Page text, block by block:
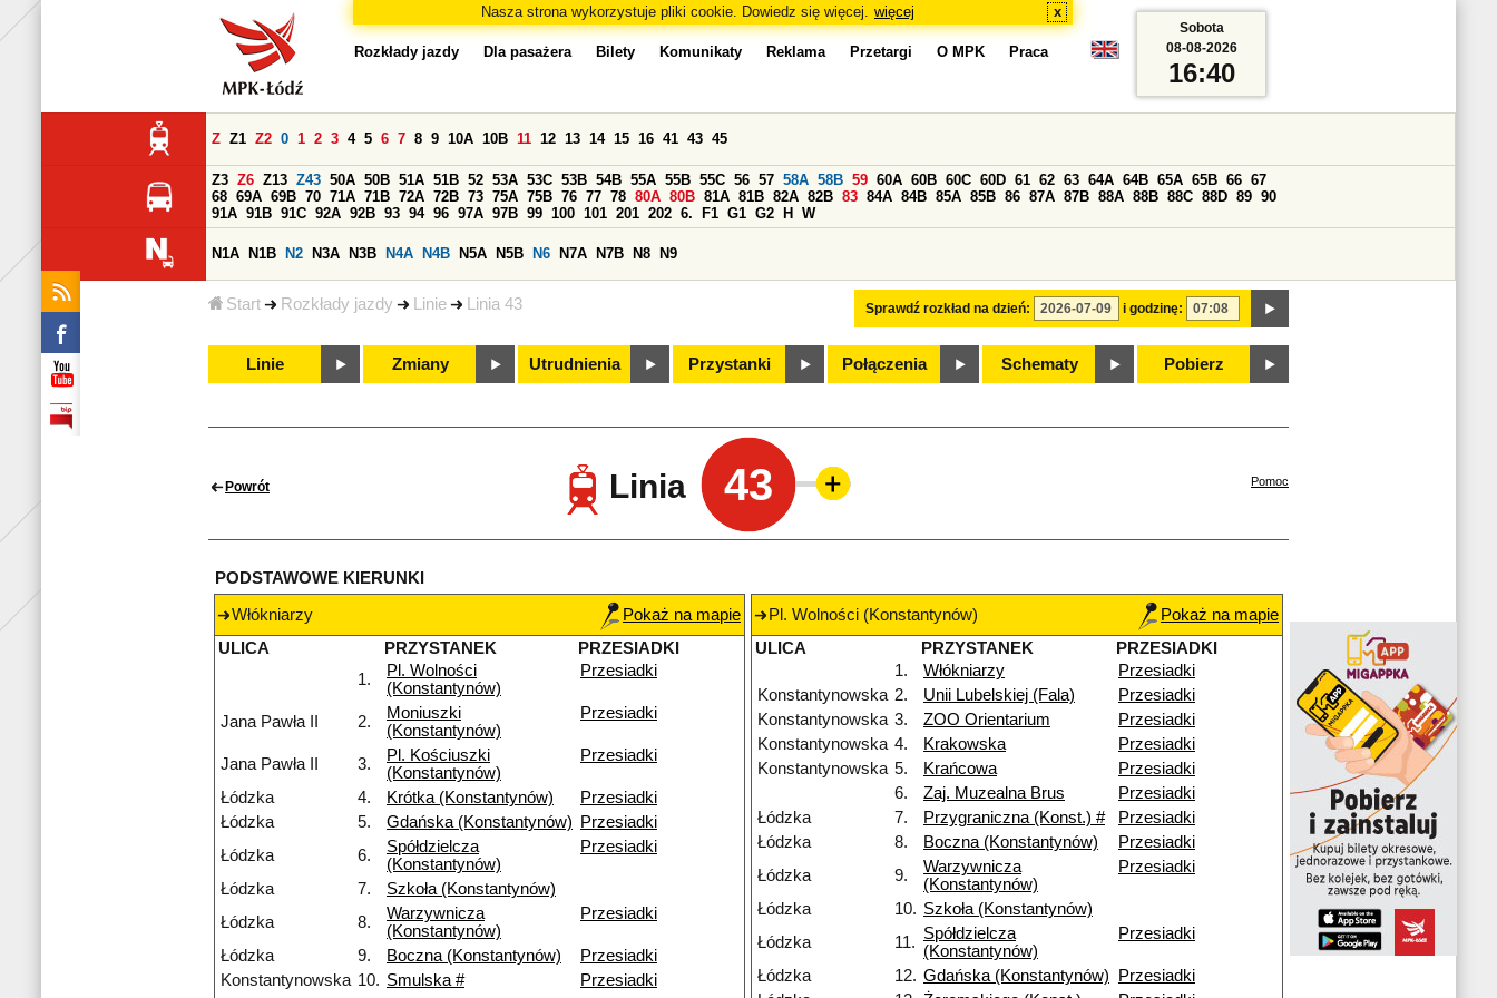
Nasza strona wykorzystuje pliki cookie. Dowiedz się więcej. więcej x
Start Rozkłady jazdy Linie Linia 43
Rozkłady jazdy Dla pasażera Bilety Komunikaty Reklama Przetargi O MPK Praca
Sprawdź rozkład na dzień: i godzinę:
Z Z1 Z2 0 1 2 3 4 5 6 7 8 9 10A 10B 11 12 13 14 15 16 41 43 45
Z3 Z6 Z13 Z43 50A 50B 51A 51B 52 53A 53C 53B 54B 55A 55B 55C 56 57 58A 58B 59 60A 60B 60C 60D 61 62 63 64A 64B 65A 65B 66 67
68 69A 69B 70 71A 71B 72A 72B 73 75A 75B 76 77 78 80A 80B 81A 81B 82A 82B 83 84A 84B 85A 85B 86 87A 87B 88A 88B 88C 88D 89 90
91A 91B 91C 92A 92B 93 94 96 97A 97B 99 100 101 201 202 6. F1 G1 G2 H W
N1A N1B N2 N3A N3B N4A N4B N5A N5B N6 N7A N7B N8 N9
Linie Zmiany Utrudnienia Przystanki Połączenia Schematy Pobierz
Sobota
08-08-2026
16:40
Powrót Linia 43 Pomoc
PODSTAWOWE KIERUNKI
Włókniarzy
Pokaż na mapie
ULICA
PRZYSTANEK
PRZESIADKI
1.
Pl. Wolności
(Konstantynów)
Przesiadki
Jana Pawła II 2.
Moniuszki
(Konstantynów)
Przesiadki
Jana Pawła II 3.
Pl. Kościuszki
(Konstantynów)
Przesiadki
Łódzka 4. Krótka (Konstantynów)
Przesiadki
Łódzka
5. Gdańska (Konstantynów)
Przesiadki
Łódzka
6.
Spółdzielcza
(Konstantynów)
Przesiadki
Łódzka 7.
Szkoła (Konstantynów)
Łódzka
8.
Warzywnicza
(Konstantynów)
Przesiadki
Łódzka 9. Boczna (Konstantynów)
Przesiadki
Konstantynowska 10. Smulska #
Przesiadki
Pl. Wolności (Konstantynów)
Pokaż na mapie
ULICA
PRZYSTANEK
PRZESIADKI
1.
Włókniarzy
Przesiadki
Konstantynowska 2. Unii Lubelskiej (Fala)
Przesiadki
Konstantynowska 3. ZOO Orientarium
Przesiadki
Konstantynowska 4. Krakowska
Przesiadki
Konstantynowska 5. Krańcowa
Przesiadki
6.
Zaj. Muzealna Brus
Przesiadki
Łódzka
7. Przygraniczna (Konst.) #
Przesiadki
Łódzka
8. Boczna (Konstantynów)
Przesiadki
Łódzka
9.
Warzywnicza
(Konstantynów)
Przesiadki
Łódzka 10. Szkoła (Konstantynów)
Łódzka
11. Spółdzielcza
(Konstantynów)
Przesiadki
Łódzka 12. Gdańska (Konstantynów)
Przesiadki